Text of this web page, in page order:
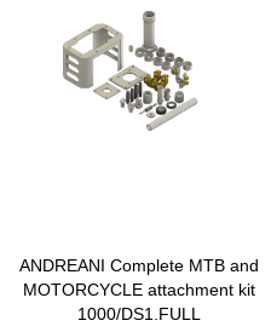
ANDREANI Complete MTB and
MOTORCYCLE attachment kit
1000/DS1.FULL